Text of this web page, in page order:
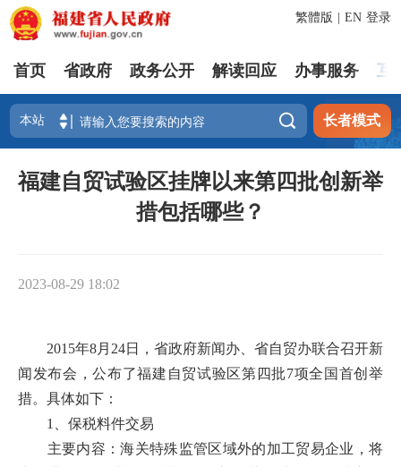
登录
繁體版 EN
首页 省政府 政务公开 解读回应 办事服务 互
 长者模式
福建自贸试验区挂牌以来第四批创新举
措包括哪些？
2023-08-29 18:02
2015年8月24日，省政府新闻办、省自贸办联合召开新
闻发布会，公布了福建自贸试验区第四批7项全国首创举
措。具体如下：
1、保税料件交易
主要内容：海关特殊监管区域外的加工贸易企业，将